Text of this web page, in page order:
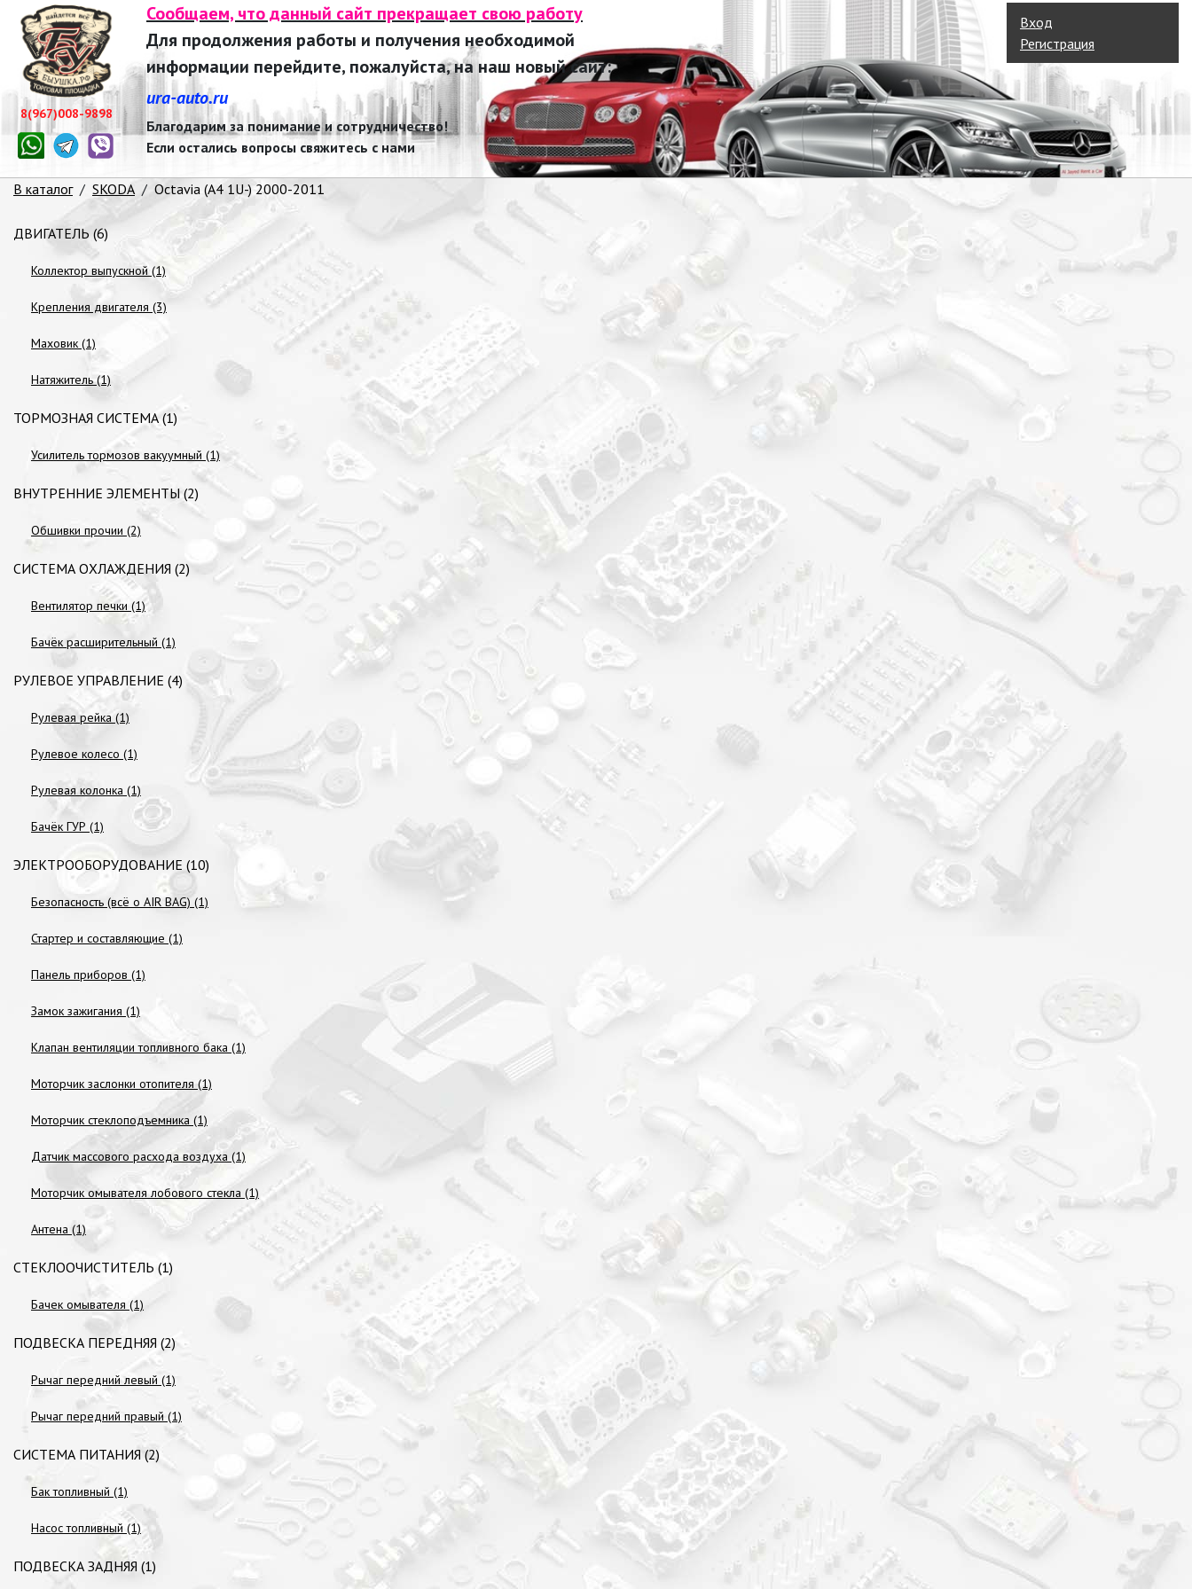
8(967)008-9898
Сообщаем, что данный сайт прекращает свою работу
Для продолжения работы и получения необходимой
информации перейдите, пожалуйста, на наш новый сайт:
ura-auto.ru
Благодарим за понимание и сотрудничество!
Если остались вопросы свяжитесь с нами
Вход
Регистрация
В каталог / SKODA / Octavia (A4 1U-) 2000-2011
ДВИГАТЕЛЬ (6)
Коллектор выпускной (1)
Крепления двигателя (3)
Маховик (1)
Натяжитель (1)
ТОРМОЗНАЯ СИСТЕМА (1)
Усилитель тормозов вакуумный (1)
ВНУТРЕННИЕ ЭЛЕМЕНТЫ (2)
Обшивки прочии (2)
СИСТЕМА ОХЛАЖДЕНИЯ (2)
Вентилятор печки (1)
Бачёк расширительный (1)
РУЛЕВОЕ УПРАВЛЕНИЕ (4)
Рулевая рейка (1)
Рулевое колесо (1)
Рулевая колонка (1)
Бачёк ГУР (1)
ЭЛЕКТРООБОРУДОВАНИЕ (10)
Безопасность (всё о AIR BAG) (1)
Стартер и составляющие (1)
Панель приборов (1)
Замок зажигания (1)
Клапан вентиляции топливного бака (1)
Моторчик заслонки отопителя (1)
Моторчик стеклоподъемника (1)
Датчик массового расхода воздуха (1)
Моторчик омывателя лобового стекла (1)
Антена (1)
СТЕКЛООЧИСТИТЕЛЬ (1)
Бачек омывателя (1)
ПОДВЕСКА ПЕРЕДНЯЯ (2)
Рычаг передний левый (1)
Рычаг передний правый (1)
СИСТЕМА ПИТАНИЯ (2)
Бак топливный (1)
Насос топливный (1)
ПОДВЕСКА ЗАДНЯЯ (1)